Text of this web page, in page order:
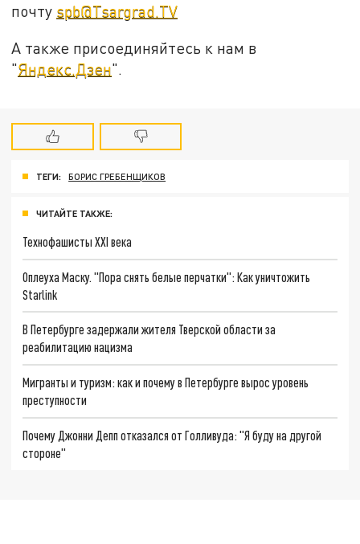
почту spb@Tsargrad.TV
А также присоединяйтесь к нам в
"Яндекс.Дзен".
ТЕГИ: БОРИС ГРЕБЕНЩИКОВ
ЧИТАЙТЕ ТАКЖЕ:
Технофашисты XXI века
Оплеуха Маску. "Пора снять белые перчатки": Как уничтожить
Starlink
В Петербурге задержали жителя Тверской области за
реабилитацию нацизма
Мигранты и туризм: как и почему в Петербурге вырос уровень
преступности
Почему Джонни Депп отказался от Голливуда: "Я буду на другой
стороне"